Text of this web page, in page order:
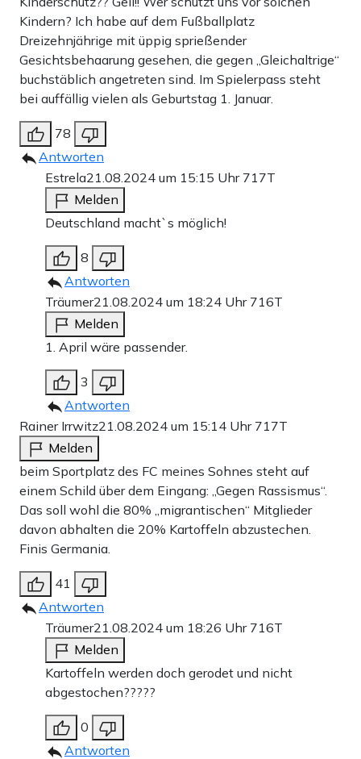
Kindern? Ich habe auf dem Fußballplatz
Dreizehnjährige mit üppig sprießender
Gesichtsbehaarung gesehen, die gegen „Gleichaltrige“
buchstäblich angetreten sind. Im Spielerpass steht
bei auffällig vielen als Geburtstag 1. Januar.
78
Antworten
Estrela21.08.2024 um 15:15 Uhr 717T
Melden
Deutschland macht`s möglich!
8
Antworten
Träumer21.08.2024 um 18:24 Uhr 716T
Melden
1. April wäre passender.
3
Antworten
Rainer Irrwitz21.08.2024 um 15:14 Uhr 717T
Melden
beim Sportplatz des FC meines Sohnes steht auf
einem Schild über dem Eingang: „Gegen Rassismus“.
Das soll wohl die 80% „migrantischen“ Mitglieder
davon abhalten die 20% Kartoffeln abzustechen.
Finis Germania.
41
Antworten
Träumer21.08.2024 um 18:26 Uhr 716T
Melden
Kartoffeln werden doch gerodet und nicht
abgestochen?????
0
Antworten